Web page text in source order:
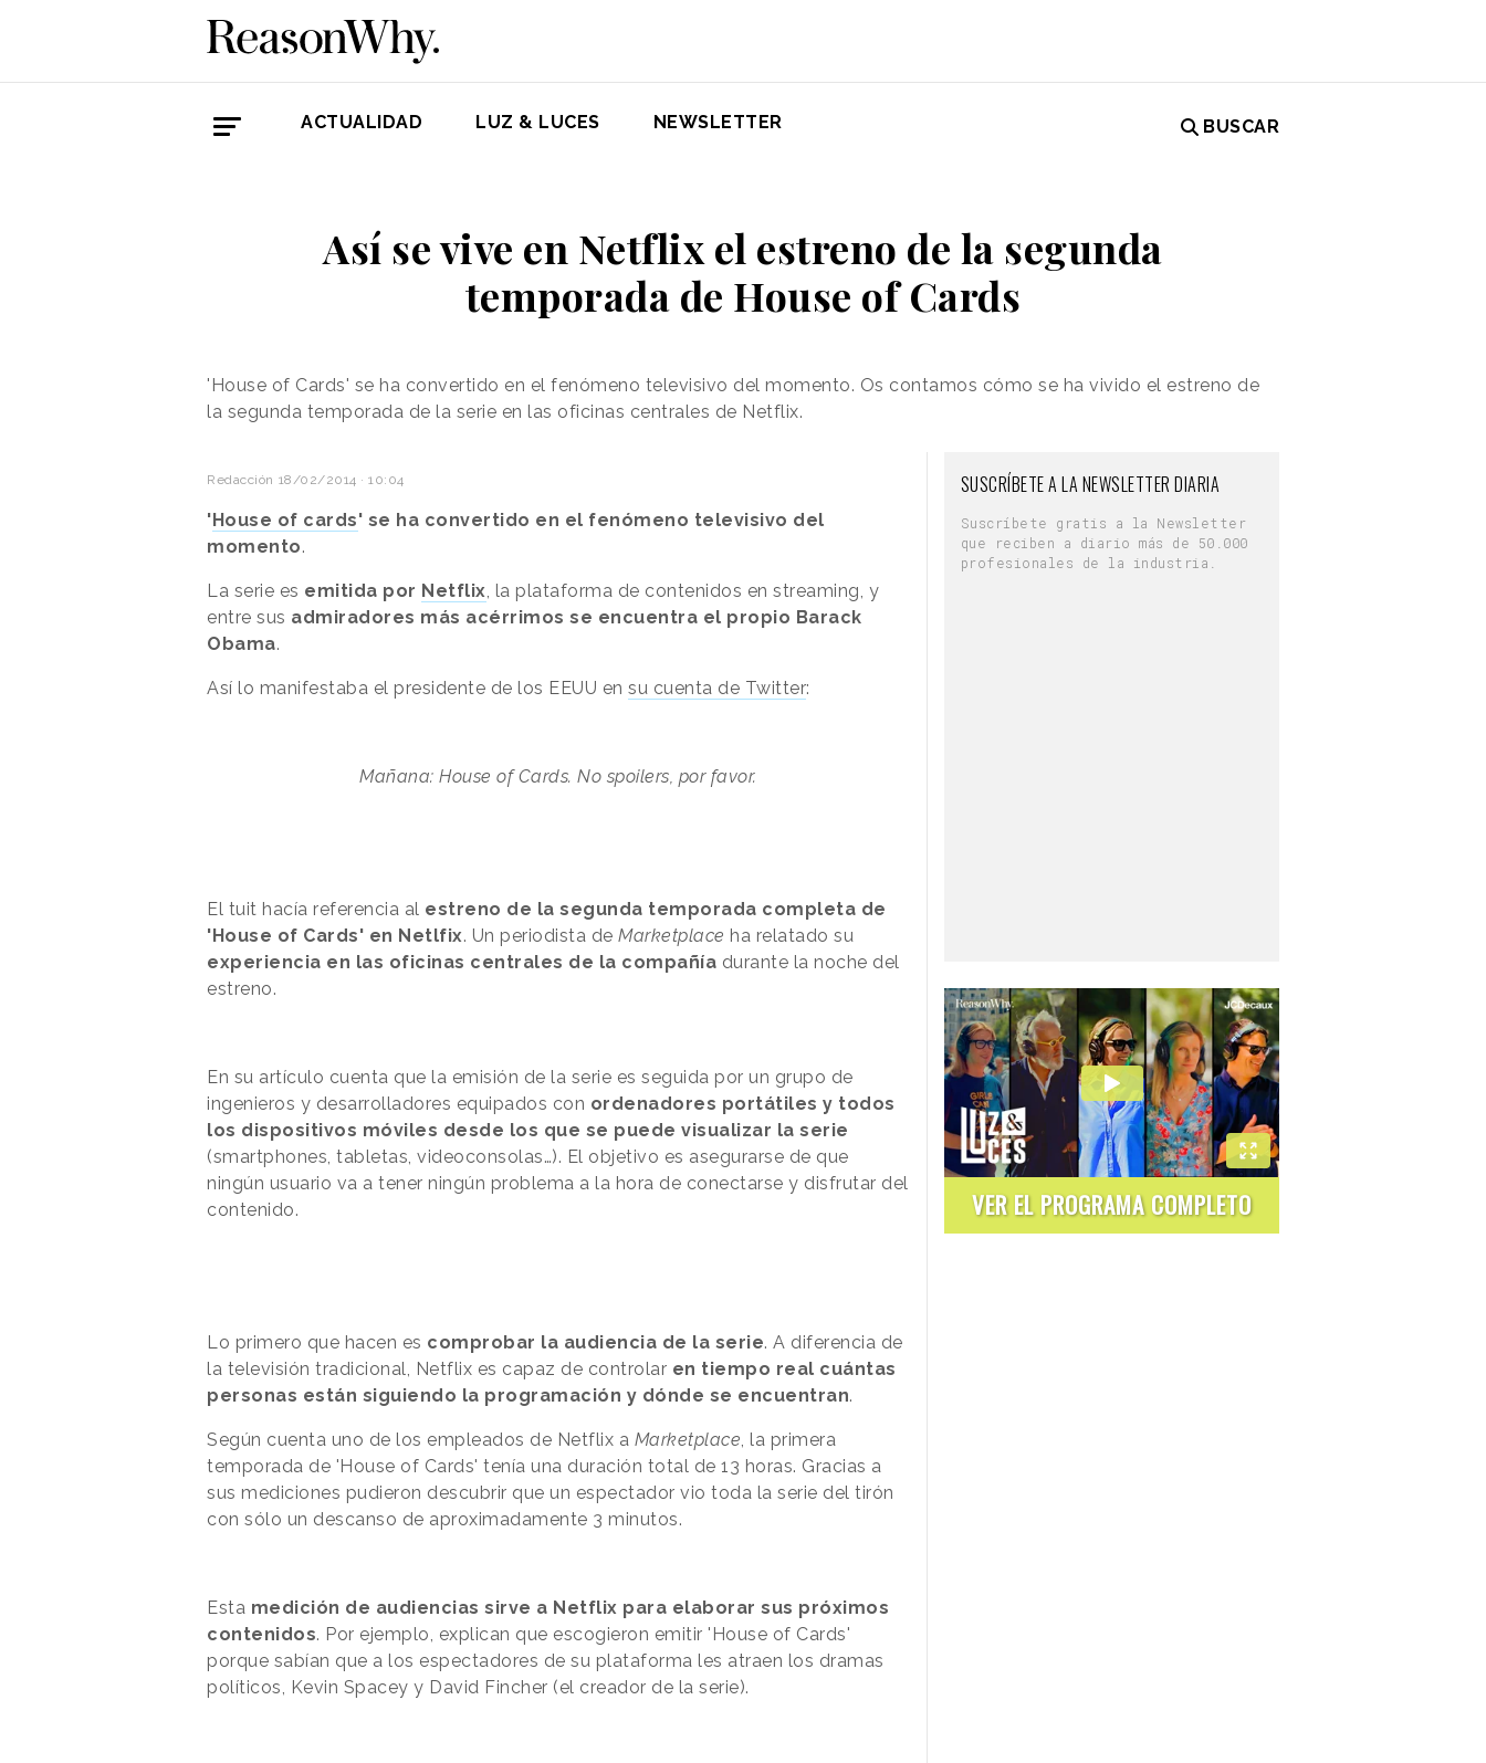
ACTUALIDAD LUZ & LUCES NEWSLETTER BUSCAR
Así se vive en Netflix el estreno de la segunda
temporada de House of Cards
'House of Cards' se ha convertido en el fenómeno televisivo del momento. Os contamos cómo se ha vivido el estreno de
la segunda temporada de la serie en las oficinas centrales de Netflix.
Redacción 18/02/2014 · 10:04
'House of cards' se ha convertido en el fenómeno televisivo del
momento.
La serie es emitida por Netflix , la plataforma de contenidos en streaming, y
entre sus admiradores más acérrimos se encuentra el propio Barack
Obama.
Así lo manifestaba el presidente de los EEUU en su cuenta de Twitter:
Mañana: House of Cards. No spoilers, por favor.
El tuit hacía referencia al estreno de la segunda temporada completa de
'House of Cards' en Netlfix. Un periodista de Marketplace ha relatado su
experiencia en las oficinas centrales de la compañía durante la noche del
estreno.
En su artículo cuenta que la emisión de la serie es seguida por un grupo de
ingenieros y desarrolladores equipados con ordenadores portátiles y todos
los dispositivos móviles desde los que se puede visualizar la serie
(smartphones, tabletas, videoconsolas…). El objetivo es asegurarse de que
ningún usuario va a tener ningún problema a la hora de conectarse y disfrutar del
contenido.
Lo primero que hacen es comprobar la audiencia de la serie. A diferencia de
la televisión tradicional, Netflix es capaz de controlar en tiempo real cuántas
personas están siguiendo la programación y dónde se encuentran.
Según cuenta uno de los empleados de Netflix a Marketplace , la primera
temporada de 'House of Cards' tenía una duración total de 13 horas. Gracias a
sus mediciones pudieron descubrir que un espectador vio toda la serie del tirón
con sólo un descanso de aproximadamente 3 minutos.
Esta medición de audiencias sirve a Netflix para elaborar sus próximos
contenidos. Por ejemplo, explican que escogieron emitir 'House of Cards'
porque sabían que a los espectadores de su plataforma les atraen los dramas
políticos, Kevin Spacey y David Fincher (el creador de la serie).
SUSCRÍBETE A LA NEWSLETTER DIARIA
Suscríbete gratis a la Newsletter
que reciben a diario más de 50.000
profesionales de la industria.
VER EL PROGRAMA COMPLETO